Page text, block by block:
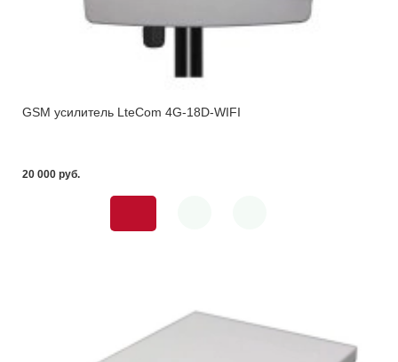
GSM усилитель LteCom 4G-18D-WIFI
20 000 pуб.